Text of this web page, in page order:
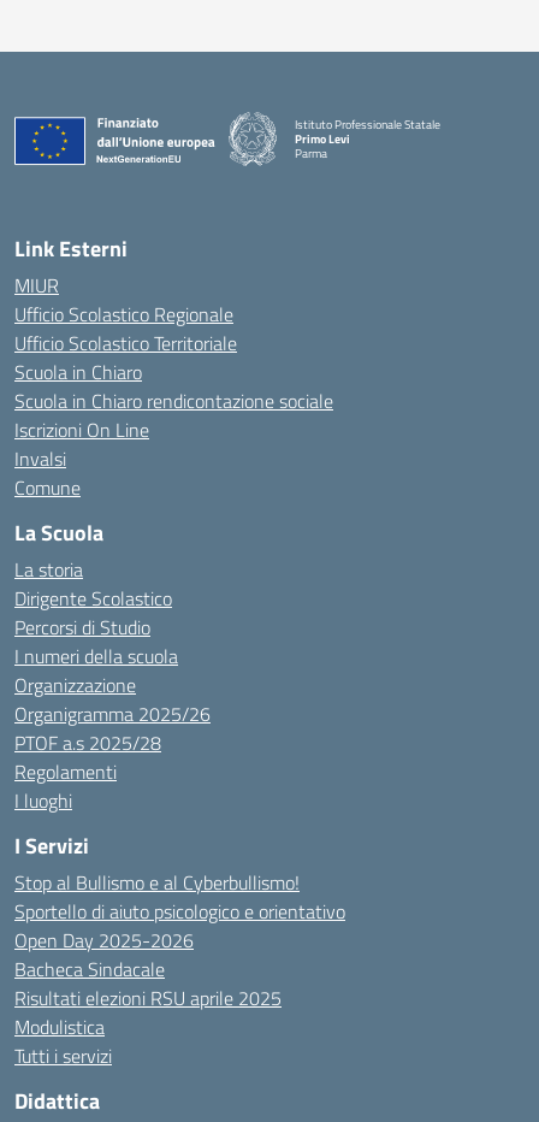
Istituto Professionale Statale
Primo Levi
Parma
Link Esterni
MIUR
Ufficio Scolastico Regionale
Ufficio Scolastico Territoriale
Scuola in Chiaro
Scuola in Chiaro rendicontazione sociale
Iscrizioni On Line
Invalsi
Comune
La Scuola
La storia
Dirigente Scolastico
Percorsi di Studio
I numeri della scuola
Organizzazione
Organigramma 2025/26
PTOF a.s 2025/28
Regolamenti
I luoghi
I Servizi
Stop al Bullismo e al Cyberbullismo!
Sportello di aiuto psicologico e orientativo
Open Day 2025-2026
Bacheca Sindacale
Risultati elezioni RSU aprile 2025
Modulistica
Tutti i servizi
Didattica